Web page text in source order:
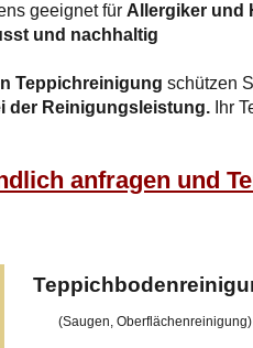
geeignet für Allergiker und
und nachhaltig
Teppichreinigung schützen
der Reinigungsleistung. Ihr
anfragen und
(Saugen, Oberflächenreinigung)